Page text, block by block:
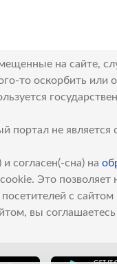
на сайте,
то оскорбить или
портал не
согласен(-сна) на
Это позволяет
посетителей с
вы